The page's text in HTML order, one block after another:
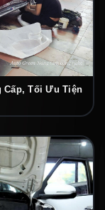
Cấp, Tối Ưu Tiện